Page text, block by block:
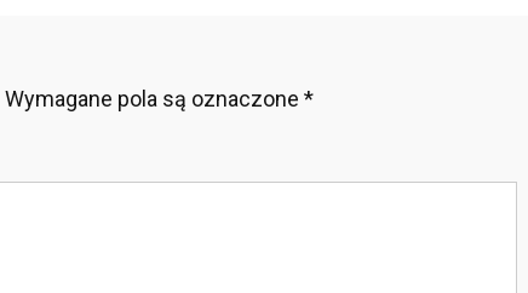
Wymagane pola są oznaczone *